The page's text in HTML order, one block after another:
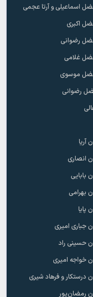
اسماعیلی و آرتا عجمی
اکبری
رضوانی
غلامی
موسوی
رضوانی
آریا
انصاری
بابایی
بهرامی
پایا
جباری امیری
حسینی راد
خواجه امیری
درستکار و فرهاد شیرى
رمضان‌پور